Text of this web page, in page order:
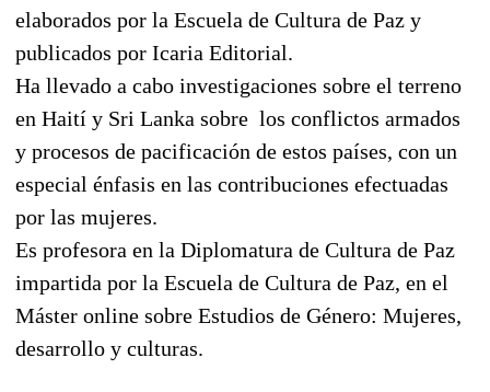
elaborados por la Escuela de Cultura de Paz y
publicados por Icaria Editorial.
Ha llevado a cabo investigaciones sobre el terreno
en Haití y Sri Lanka sobre los conflictos armados
y procesos de pacificación de estos países, con un
especial énfasis en las contribuciones efectuadas
por las mujeres.
Es profesora en la Diplomatura de Cultura de Paz
impartida por la Escuela de Cultura de Paz, en el
Máster online sobre Estudios de Género: Mujeres,
desarrollo y culturas.